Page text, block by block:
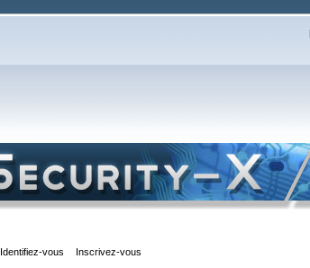
Identifiez-vous Inscrivez-vous